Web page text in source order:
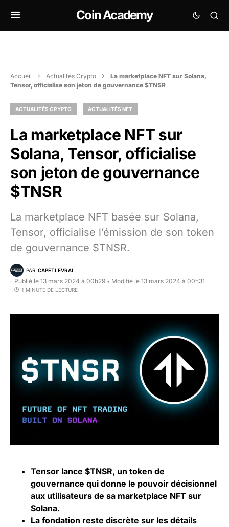
Coin Academy
Accueil Actualités Crypto
La marketplace NFT sur Solana,
Tensor, officialise son jeton de gouvernance $TNSR
ACTUALITÉS CRYPTO ACTUALITÉS NFT
La marketplace NFT sur
Solana, Tensor, officialise
son jeton de gouvernance
$TNSR
La marketplace NFT basée sur Solana,
Tensor, officialise l’émission de son token
de gouvernance $TNSR.
PAR CAPETLEVRAI
Publié le 13 mars 2024 à 00h29 • Modifié le 13 mars 2024 à 00h31
1 MINUTE DE LECTURE
Tensor lance $TNSR, un token de
gouvernance qui donne le pouvoir décisionnel
aux utilisateurs de sa marketplace NFT sur
Solana.
La fondation reste discrète sur les détails